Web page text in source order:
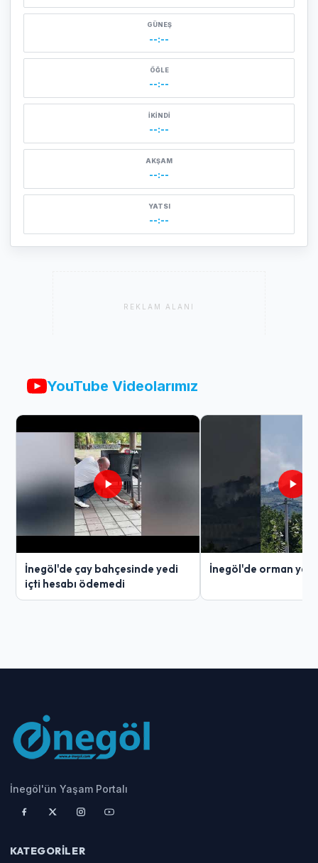
GÜNEŞ
--:--
ÖĞLE
--:--
İKINDI
--:--
AKŞAM
--:--
YATSI
--:--
REKLAM ALANI
YouTube Videolarımız
İnegöl'de çay bahçesinde yedi
içti hesabı ödemedi
İnegöl'de orman
İnegöl'ün Yaşam Portalı
KATEGORILER